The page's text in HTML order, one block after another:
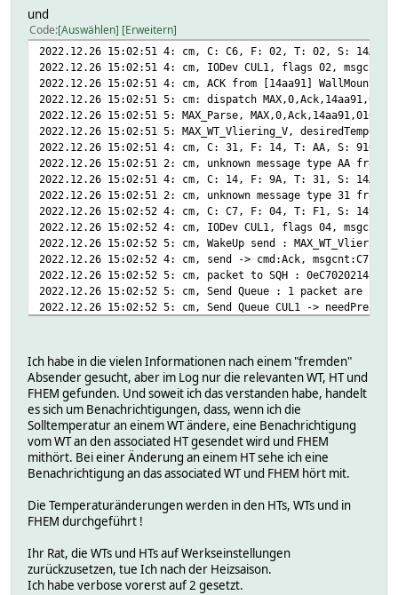
2022.12.26 15:02:14 5: cm: dispatch
2022.12.26 15:02:14 5: MAX_Parse,
und
Code Auswählen Erweitern
2022.12.26 15:02:51 4: cm, C: C6, F: 02, T: 02, S: 14AA91
2022.12.26 15:02:51 4: cm, IODev CUL1, flags 02, msgcnt
2022.12.26 15:02:51 4: cm, ACK from [14aa91]
2022.12.26 15:02:51 5: cm: dispatch
2022.12.26 15:02:51 5: MAX_Parse,
2022.12.26 15:02:51 5: MAX_WT_Vliering_V,
2022.12.26 15:02:51 4: cm, C: 31, F: 14, T: AA, S: 910003 D:
2022.12.26 15:02:51 2: cm, unknown message type AA from
2022.12.26 15:02:51 4: cm, C: 14, F: 9A, T: 31, S: 14AA91 D:
2022.12.26 15:02:51 2: cm, unknown message type 31 from
2022.12.26 15:02:52 4: cm, C: C7, F: 04, T: F1, S: 149A31
2022.12.26 15:02:52 4: cm, IODev CUL1, flags 04, msgcnt
2022.12.26 15:02:52 5: cm, WakeUp send :
2022.12.26 15:02:52 4: cm, send -> cmd:Ack, msgcnt:C7,
2022.12.26 15:02:52 5: cm, packet to SQH :
2022.12.26 15:02:52 5: cm, Send Queue : 1 packet are in
2022.12.26 15:02:52 5: cm, Send Queue CUL1 ->
Ich habe in die vielen Informationen nach einem "fremden"
Absender gesucht, aber im Log nur die relevanten WT, HT und
FHEM gefunden. Und soweit ich das verstanden habe, handelt
es sich um Benachrichtigungen, dass, wenn ich die
Solltemperatur an einem WT ändere, eine Benachrichtigung
vom WT an den associated HT gesendet wird und FHEM
mithört. Bei einer Änderung an einem HT sehe ich eine
Benachrichtigung an das associated WT und FHEM hört mit.
Die Temperaturänderungen werden in den HTs, WTs und in
FHEM durchgeführt !
Ihr Rat, die WTs und HTs auf Werkseinstellungen
zurückzusetzen, tue Ich nach der Heizsaison.
Ich habe verbose vorerst auf 2 gesetzt.